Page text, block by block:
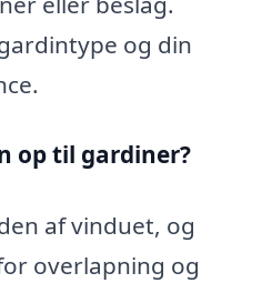
og din
op til gardiner?
af vinduet, og
overlapning og